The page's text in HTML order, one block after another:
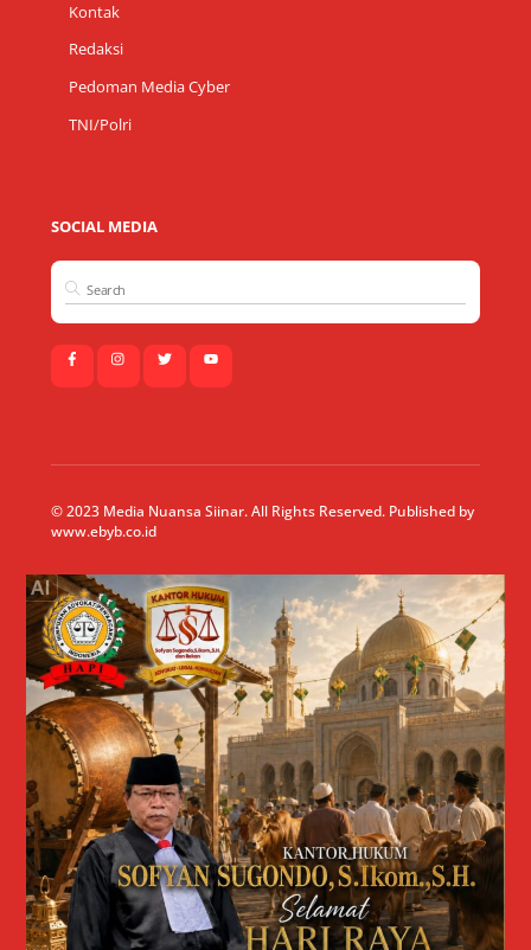
Kontak
Redaksi
Pedoman Media Cyber
TNI/Polri
SOCIAL MEDIA
© 2023 Media Nuansa Siinar. All Rights Reserved. Published by
www.ebyb.co.id